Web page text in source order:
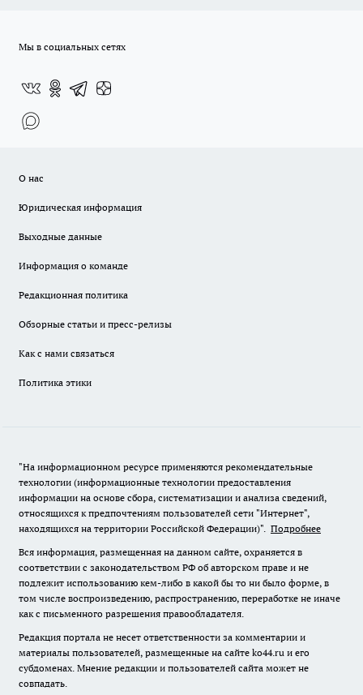
Мы в социальных сетях
О нас
Юридическая информация
Выходные данные
Информация о команде
Редакционная политика
Обзорные статьи и пресс-релизы
Как с нами связаться
Политика этики
"На информационном ресурсе применяются рекомендательные
технологии (информационные технологии предоставления
информации на основе сбора, систематизации и анализа сведений,
относящихся к предпочтениям пользователей сети "Интернет",
находящихся на территории Российской Федерации)". Подробнее
Вся информация, размещенная на данном сайте, охраняется в
соответствии с законодательством РФ об авторском праве и не
подлежит использованию кем-либо в какой бы то ни было форме, в
том числе воспроизведению, распространению, переработке не иначе
как с письменного разрешения правообладателя.
Редакция портала не несет ответственности за комментарии и
материалы пользователей, размещенные на сайте ko44.ru и его
субдоменах. Мнение редакции и пользователей сайта может не
совпадать.